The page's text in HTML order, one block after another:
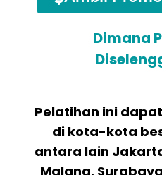
Dimana
Pelatihan ini
di kota-kota
antara lain
Malang,